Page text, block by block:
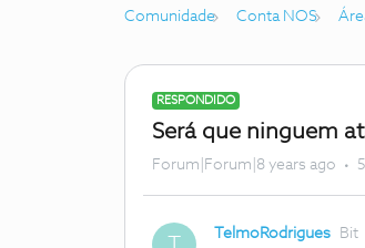
Comunidade Conta NOS
RESPONDIDO
Será que ninguem
Forum|Forum|8 years ago
TelmoRodrigues Bit